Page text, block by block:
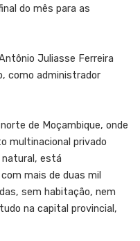
do mês para as
Juliasse Ferreira
como administrador
de Moçambique, onde
multinacional privado
natural, está
mais de duas mil
sem habitação, nem
na capital provincial,